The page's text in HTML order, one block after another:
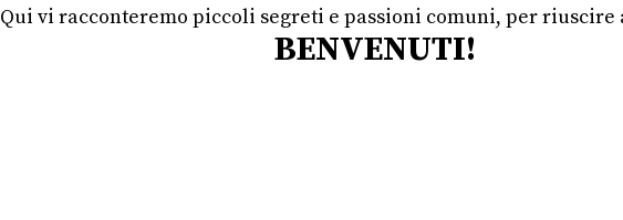
Qui vi racconteremo piccoli segreti e passioni comuni, per riuscire
BENVENUTI!